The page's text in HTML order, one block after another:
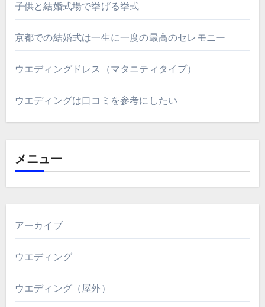
子供と結婚式場で挙げる挙式
京都での結婚式は一生に一度の最高のセレモニー
ウエディングドレス（マタニティタイプ）
ウエディングは口コミを参考にしたい
メニュー
アーカイブ
ウエディング
ウエディング（屋外）